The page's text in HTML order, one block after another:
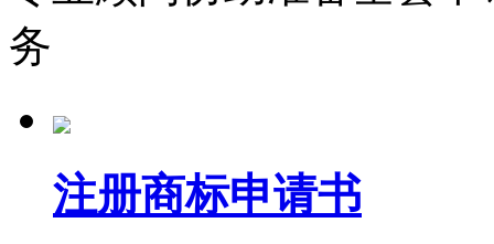
务
注册商标申请书